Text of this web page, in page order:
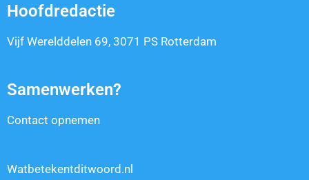
Hoofdredactie
Vijf Werelddelen 69, 3071 PS Rotterdam
Samenwerken?
Contact opnemen
Watbetekentditwoord.nl